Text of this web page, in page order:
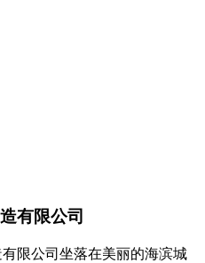
有限公司
限公司坐落在美丽的海滨城